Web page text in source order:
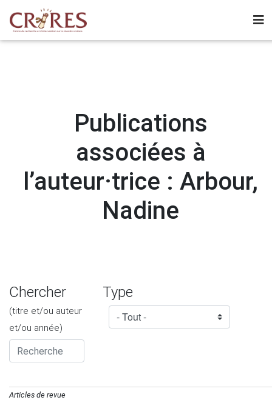
Publications
associées à
l’auteur·trice : Arbour,
Nadine
Chercher
(titre et/ou auteur
et/ou année)
Type
Articles de revue